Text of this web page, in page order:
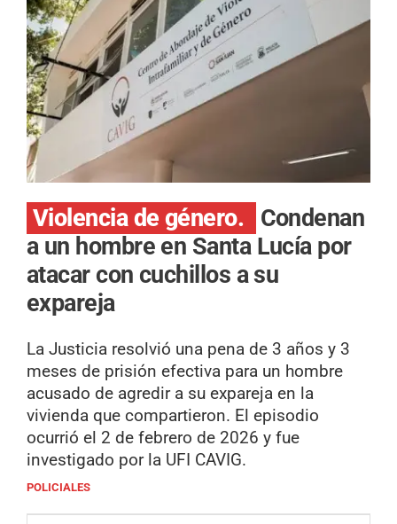
Violencia de género.
Condenan
a un hombre en Santa Lucía por
atacar con cuchillos a su
expareja
La Justicia resolvió una pena de 3 años y 3
meses de prisión efectiva para un hombre
acusado de agredir a su expareja en la
vivienda que compartieron. El episodio
ocurrió el 2 de febrero de 2026 y fue
investigado por la UFI CAVIG.
POLICIALES